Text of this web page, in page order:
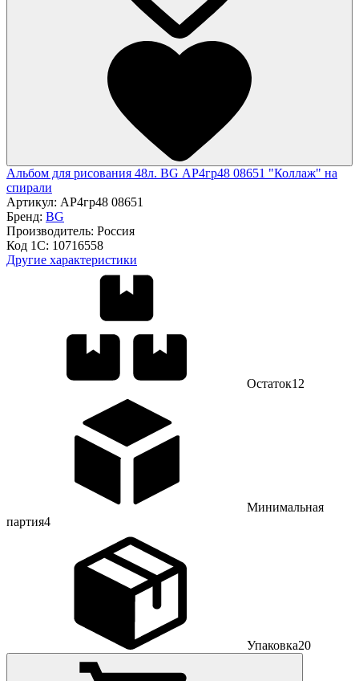
Альбом для рисования 48л. BG АР4гр48 08651 "Коллаж" на
спирали
Артикул: АР4гр48 08651
Бренд: BG
Производитель: Россия
Код 1С: 10716558
Другие характеристики
Остаток12
Минимальная
партия4
Упаковка20